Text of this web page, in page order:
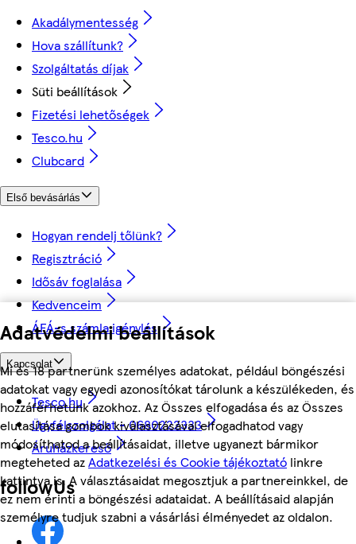
Adatvédelmi beállítások
Mi és 18 partnerünk személyes adatokat, például böngészési
adatokat vagy egyedi azonosítókat tárolunk a készülékeden, és
hozzáférhetünk azokhoz. Az Összes elfogadása és az Összes
elutasítása gombok kiválasztásával elfogadhatod vagy
módosíthatod a beállításaidat, illetve ugyanezt bármikor
megteheted azAdatkezelési és Cookie tájékoztató linkre
kattintva is. A választásaidat megosztjuk a partnereinkkel, de
ez nem érinti a böngészési adataidat. A beállításaid alapján
személyre tudjuk szabni a vásárlási élményedet az oldalon.
Akadálymentesség
Hova szállítunk?
Szolgáltatás díjak
Süti beállítások
Fizetési lehetőségek
Tesco.hu
Clubcard
Első bevásárlás
Hogyan rendelj tőlünk?
Regisztráció
Idősáv foglalása
Kedvenceim
ÁFÁ-s számla igénylés
Kapcsolat
Tesco.hu
Ügyfélszolgálat - 0680222333
Áruházkereső
followUs